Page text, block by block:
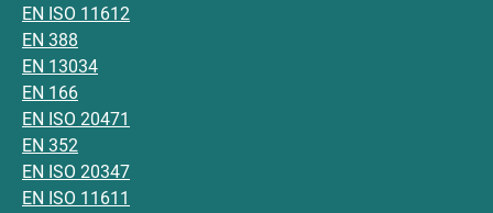
EN ISO 11612
EN 388
EN 13034
EN 166
EN ISO 20471
EN 352
EN ISO 20347
EN ISO 11611